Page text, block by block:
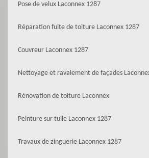
Pose de velux Laconnex 1287
Réparation fuite de toiture Laconnex 1287
Couvreur Laconnex 1287
Nettoyage et ravalement de façades
Rénovation de toiture Laconnex
Peinture sur tuile Laconnex 1287
Travaux de zinguerie Laconnex 1287